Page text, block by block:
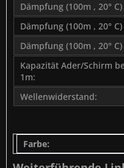
Dämpfung (100m , 20° C)
Dämpfung (100m , 20° C)
Dämpfung (100m , 20° C)
Kapazität Ader/Schirm
1m:
Wellenwiderstand:
Farbe: